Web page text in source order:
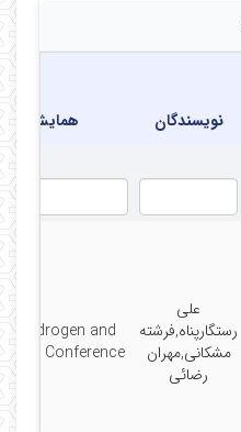
نویسندگان همایش
علی
رستگارپناه,فرشته
مشکانی,مهران
رضائی
Hydrogen and
Cell Conference